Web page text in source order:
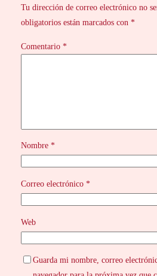
Tu dirección de correo electrónico no
obligatorios están marcados con *
Comentario *
Nombre *
Correo electrónico *
Web
Guarda mi nombre, correo